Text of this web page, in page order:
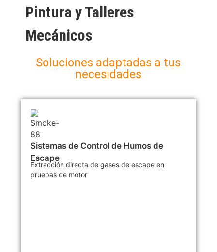
Pintura y Talleres
Mecánicos
Soluciones adaptadas a tus
necesidades
Sistemas de Control de Humos de
Escape
Extracción directa de gases de escape en
pruebas de motor